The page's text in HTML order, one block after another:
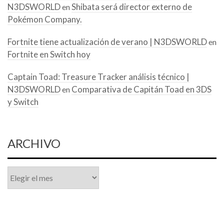
N3DSWORLDen Shibata será director externo de
Pokémon Company.
Fortnite tiene actualización de verano | N3DSWORLDen
Fortnite en Switch hoy
Captain Toad: Treasure Tracker análisis técnico |
N3DSWORLDen Comparativa de Capitán Toad en 3DS
y Switch
ARCHIVO